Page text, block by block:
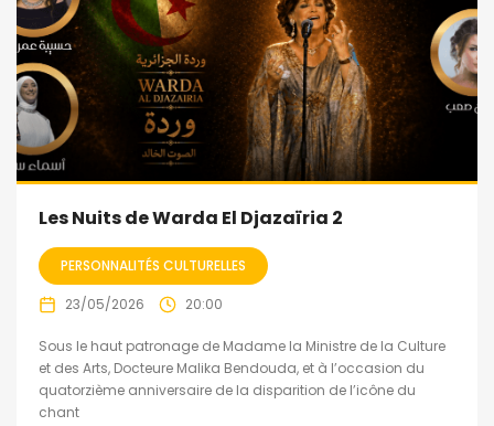
Les Nuits de Warda El Djazaïria 2
PERSONNALITÉS CULTURELLES
23/05/2026 20:00
Sous le haut patronage de Madame la Ministre de la Culture
et des Arts, Docteure Malika Bendouda, et à l’occasion du
quatorzième anniversaire de la disparition de l’icône du
chant